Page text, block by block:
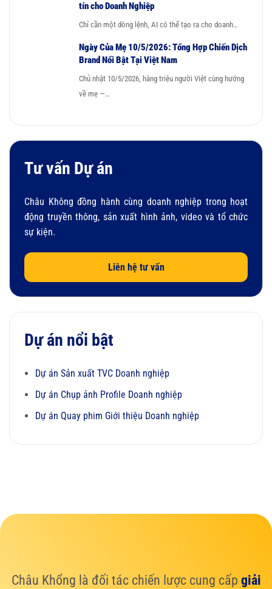
tín cho Doanh Nghiệp
Chỉ cần một dòng lệnh, AI có thể tạo ra cho doanh…
Ngày Của Mẹ 10/5/2026: Tổng Hợp Chiến Dịch
Brand Nổi Bật Tại Việt Nam
Chủ nhật 10/5/2026, hàng triệu người Việt cùng hướng
về mẹ —…
Tư vấn Dự án
Châu Không đồng hành cùng doanh nghiệp trong hoạt
động truyền thông, sản xuất hình ảnh, video và tổ chức
sự kiện.
Liên hệ tư vấn
Dự án nổi bật
Dự án Sản xuất TVC Doanh nghiệp
Dự án Chụp ảnh Profile Doanh nghiệp
Dự án Quay phim Giới thiệu Doanh nghiệp
Châu Khổng là đối tác chiến lược cung cấp giải